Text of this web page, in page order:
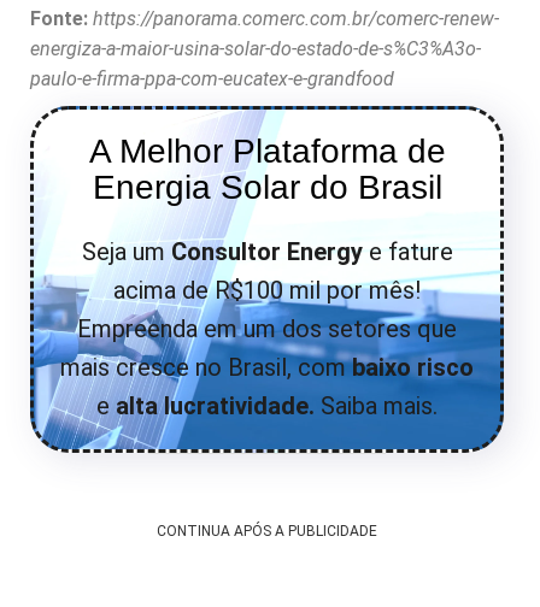
Fonte: https://panorama.comerc.com.br/comerc-renew-
energiza-a-maior-usina-solar-do-estado-de-s%C3%A3o-
paulo-e-firma-ppa-com-eucatex-e-grandfood
A Melhor Plataforma de
Energia Solar do Brasil
Seja umConsultor Energye fature
acima de R$100 mil por mês!
Empreenda em um dos setores que
mais cresce no Brasil, combaixo risco
e alta lucratividade. Saiba mais.
CONTINUA APÓS A PUBLICIDADE